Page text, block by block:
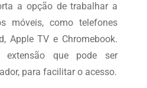
a opção de trabalhar a
móveis, como telefones
Apple TV e Chromebook.
extensão que pode ser
para facilitar o acesso.